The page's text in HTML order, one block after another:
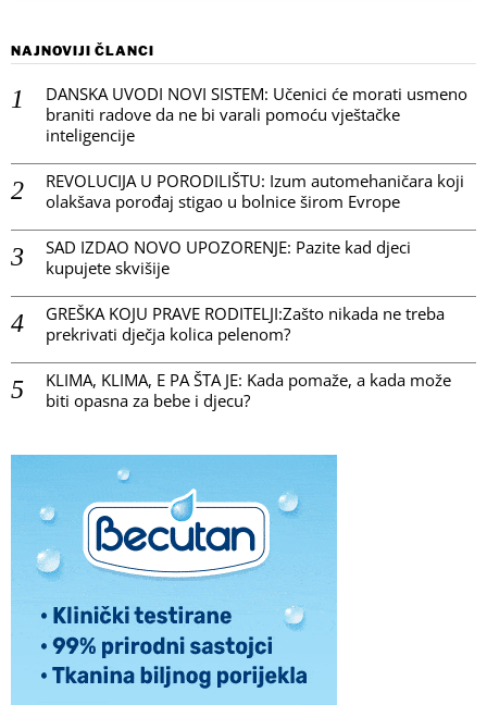
NAJNOVIJI ČLANCI
DANSKA UVODI NOVI SISTEM: Učenici će morati usmeno
braniti radove da ne bi varali pomoću vještačke
inteligencije
REVOLUCIJA U PORODILIŠTU: Izum automehaničara koji
olakšava porođaj stigao u bolnice širom Evrope
SAD IZDAO NOVO UPOZORENJE: Pazite kad djeci
kupujete skvišije
GREŠKA KOJU PRAVE RODITELJI:Zašto nikada ne treba
prekrivati dječja kolica pelenom?
KLIMA, KLIMA, E PA ŠTA JE: Kada pomaže, a kada može
biti opasna za bebe i djecu?